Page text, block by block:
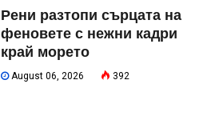
Рени разтопи сърцата на
феновете с нежни кадри
край морето
August 06, 2026 392